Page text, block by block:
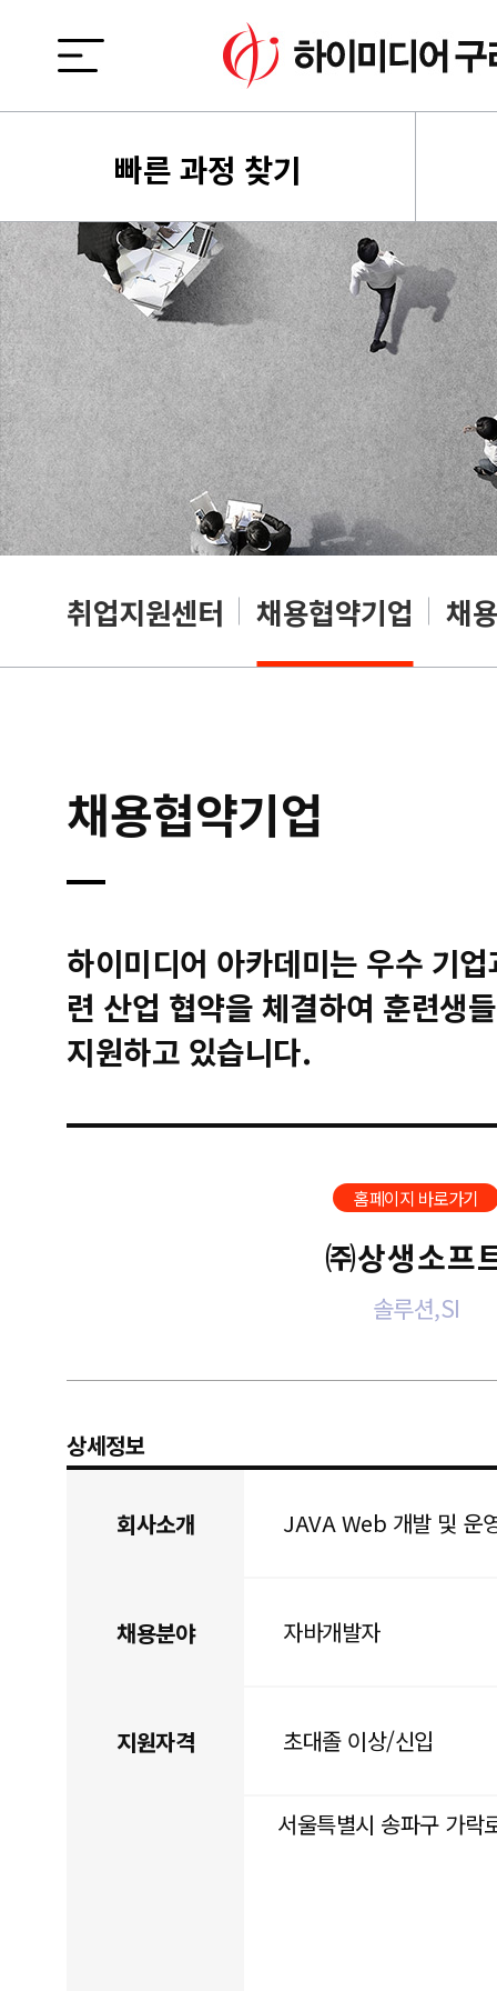
빠른 과정 찾기
취업지원센터 채용협약기업 채
채용협약기업
하이미디어 아카데미는 우수 기
련 산업 협약을 체결하여 훈련생
지원하고 있습니다.
홈페이지 바로가기
㈜상생소프
솔루션,SI
상세정보
회사소개 JAVA Web 개발 및 운
채용분야 자바개발자
지원자격 초대졸 이상/신입
서울특별시 송파구 가락